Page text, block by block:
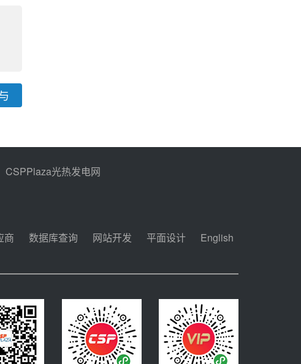
CSPPlaza光热发电网
商 数据库查询 网站开发 平面设计 English